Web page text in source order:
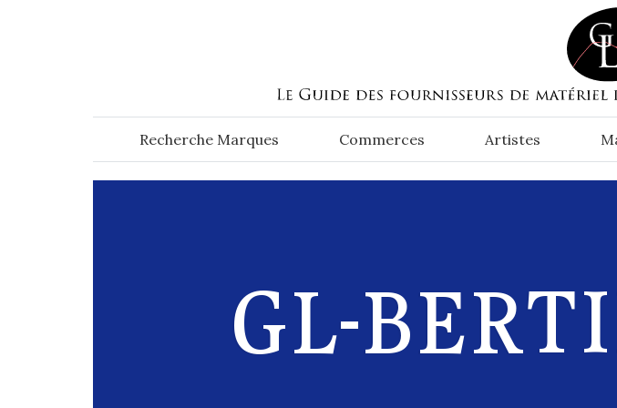
Recherche Marques Commerces Artistes
GL-